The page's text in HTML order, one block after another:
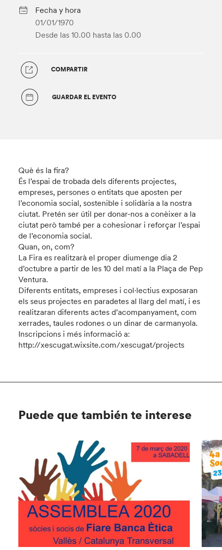
Fecha y hora
01/01/1970
Desde las 10.00 hasta las 0.00
COMPARTIR
GUARDAR EL EVENTO
Què és la fira?
És l’espai de trobada dels diferents projectes,
empreses, persones o entitats que aposten per
l’economia social, sostenible i solidària a la nostra
ciutat. Pretén ser útil per donar-nos a conèixer a la
ciutat però també per a cohesionar i reforçar l’espai
de l’economia social.
Quan, on, com?
La Fira es realitzarà el proper diumenge dia 2
d’octubre a partir de les 10 del matí a la Plaça de Pep
Ventura.
Diferents entitats, empreses i col∙lectius exposaran
els seus projectes en paradetes al llarg del matí, i es
realitzaran diferents actes d’acompanyament, com
xerrades, taules rodones o un dinar de carmanyola.
Inscripcions i més informació a:
http://xescugat.wixsite.com/xescugat/projects
Puede que también te interese